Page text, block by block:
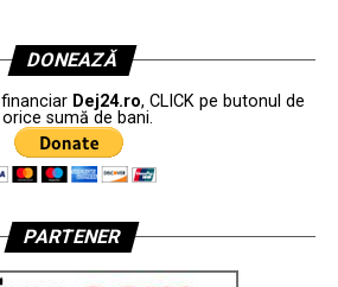
DONEAZĂ
Dej24.ro, CLICK pe butonul de
sumă de bani.
PARTENER